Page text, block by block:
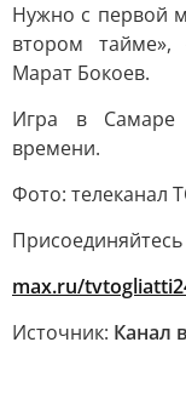
Нужно с первой
втором
Марат Бокоев.
Игра в Самаре
времени.
Фото: телеканал
max.ru/
Источник: Канал